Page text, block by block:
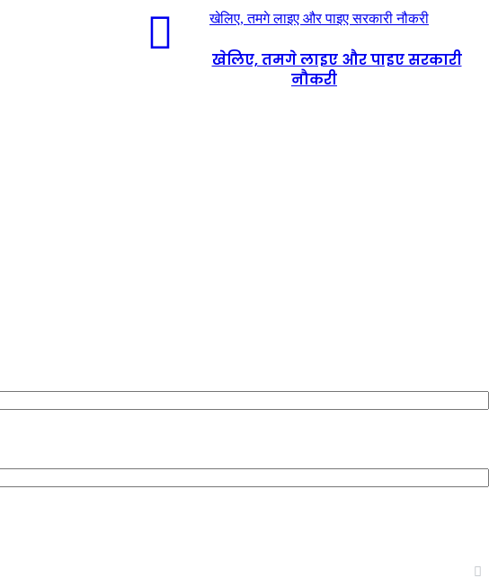
खेलिए, तमगे लाइए और पाइए सरकारी नौकरी
खेलिए, तमगे लाइए और पाइए सरकारी
नौकरी